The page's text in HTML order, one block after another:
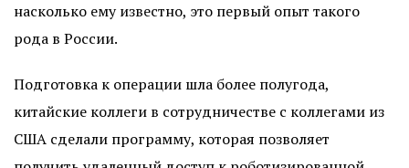
насколько ему известно, это первый опыт такого
рода в России.
Подготовка к операции шла более полугода,
китайские коллеги в сотрудничестве с коллегами из
США сделали программу, которая позволяет